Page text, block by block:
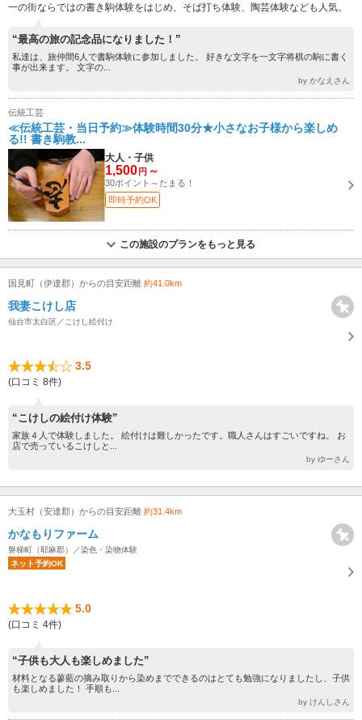
一の街ならではの書き駒体験をはじめ、そば打ち体験、陶芸体験なども人気。
“最高の旅の記念品になりました！”
私達は、旅仲間6人で書駒体験に参加しました。 好きな文字を一文字将棋の駒に書く
事が出来ます。 文字の...
by かなえさん
伝統工芸
≪伝統工芸・当日予約≫体験時間30分★小さなお子様から楽しめ
る!! 書き駒教...
大人・子供
1,500 円 ～
30ポイント～たまる！
即時予約OK
この施設のプランをもっと見る
国見町（伊達郡）からの目安距離 約41.0km
我妻こけし店
仙台市太白区／こけし絵付け
3.5
(口コミ 8件)
“こけしの絵付け体験”
家族４人で体験しました。 絵付けは難しかったです。職人さんはすごいですね。 お
店で売っているこけしと...
by ゆーさん
大玉村（安達郡）からの目安距離 約31.4km
かなもりファーム
磐梯町（耶麻郡）／染色・染物体験
ネット予約OK
5.0
(口コミ 4件)
“子供も大人も楽しめました”
材料となる蓼藍の摘み取りから染めまでできるのはとても勉強になりましたし、子供
も楽しめました！ 手順も...
by けんしさん